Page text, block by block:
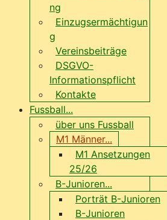
ng
Einzugsermächtigun
g
Vereinsbeiträge
DSGVO-
Informationspflicht
Kontakte
Fussball...
über uns Fussball
M1 Männer...
M1 Ansetzungen
25/26
B-Junioren...
Porträt B-Junioren
B-Junioren